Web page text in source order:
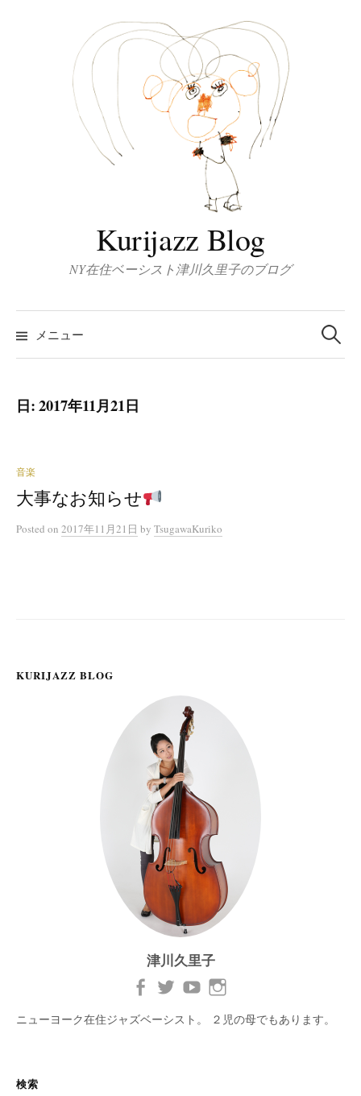
Kurijazz Blog
NY在住ベーシスト津川久里子のブログ
メニュー
検
索:
日:2017年11月21日
音楽
大事なお知らせ
Posted on 2017年11月21日 by TsugawaKuriko
KURIJAZZ BLOG
津川久里子
ニューヨーク在住ジャズベーシスト。 ２児の母でもあります。
検索